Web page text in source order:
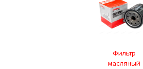
Фильтр
масляный